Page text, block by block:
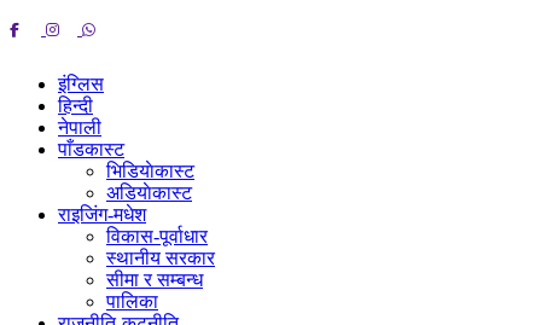
इंग्लिस
हिन्दी
नेपाली
पाँडकास्ट
भिडियाेकास्ट
अडियाेकास्ट
राइजिंग-मधेश
विकास-पूर्वाधार
स्थानीय सरकार
सीमा र सम्बन्ध
पालिका